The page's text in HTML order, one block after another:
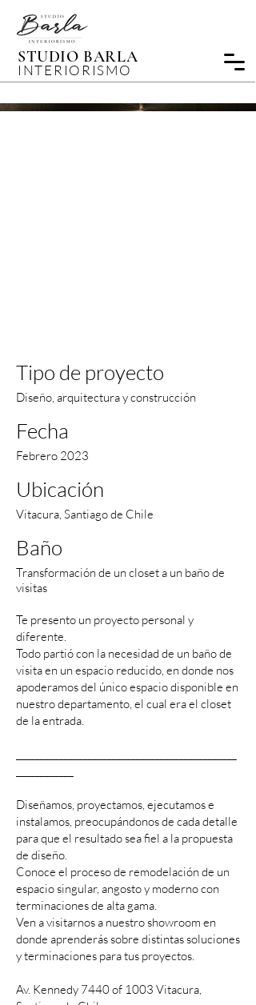
STUDIO BARLA
INTERIORISMO
Tipo de proyecto
Diseño, arquitectura y construcción
Fecha
Febrero 2023
Ubicación
Vitacura, Santiago de Chile
Baño
Transformación de un closet a un baño de
visitas
Te presento un proyecto personal y
diferente.
Todo partió con la necesidad de un baño de
visita en un espacio reducido, en donde nos
apoderamos del único espacio disponible en
nuestro departamento, el cual era el closet
de la entrada.
Diseñamos, proyectamos, ejecutamos e
instalamos, preocupándonos de cada detalle
para que el resultado sea fiel a la propuesta
de diseño.
Conoce el proceso de remodelación de un
espacio singular, angosto y moderno con
terminaciones de alta gama.
Ven a visitarnos a nuestro showroom en
donde aprenderás sobre distintas soluciones
y terminaciones para tus proyectos.
Av. Kennedy 7440 of 1003 Vitacura,